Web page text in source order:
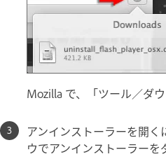
Mozilla で、「ツール／ダ
アンインストーラーを開
ウでアンインストーラーを